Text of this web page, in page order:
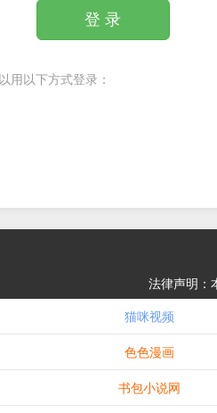
登 录
用以下方式登录：
法律声明：
猫咪视频
色色漫画
书包小说网